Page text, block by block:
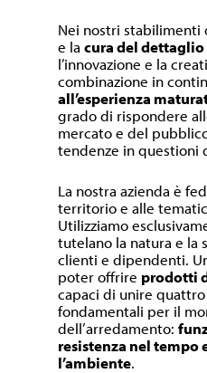
Nei nostri
e lacura del dettaglio
l’innovazione e la
combinazione in
all’esperienza
grado di rispondere
mercato e del
tendenze in questioni
La nostra azienda è
territorio e alle
Utilizziamo
tutelano la natura e la
clienti e dipendenti.
poter offrire prodotti
capaci di unire
fondamentali per il
dell’arredamento:
resistenza nel tempo
l’ambiente.